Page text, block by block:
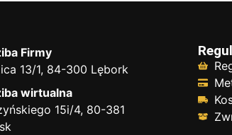
Firmy
13/1, 84-300 Lębork
wirtualna
15i/4, 80-381